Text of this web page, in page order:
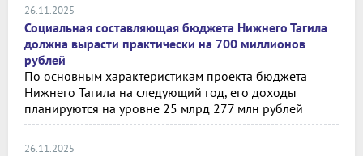
26.11.2025
Социальная составляющая бюджета Нижнего Тагила
должна вырасти практически на 700 миллионов
рублей
По основным характеристикам проекта бюджета
Нижнего Тагила на следующий год, его доходы
планируются на уровне 25 млрд 277 млн рублей
26.11.2025